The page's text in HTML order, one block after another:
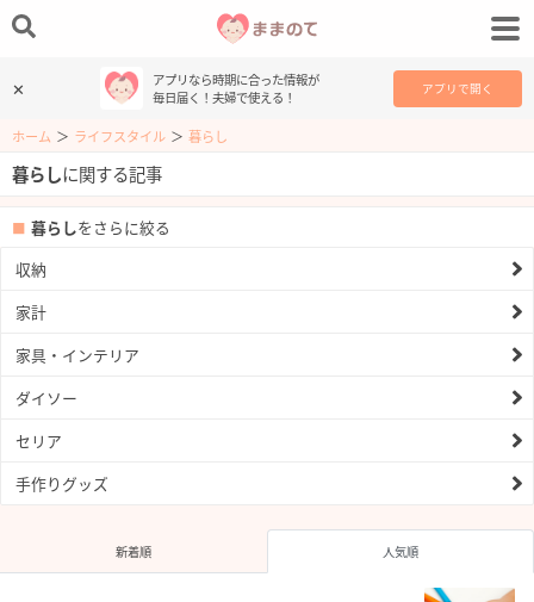
✕
アプリなら時期に合った情報が
毎日届く！夫婦で使える！
アプリで開く
ホーム ＞ ライフスタイル ＞ 暮らし
暮らしに関する記事
暮らしをさらに絞る
収納
家計
家具・インテリア
ダイソー
セリア
手作りグッズ
新着順 人気順